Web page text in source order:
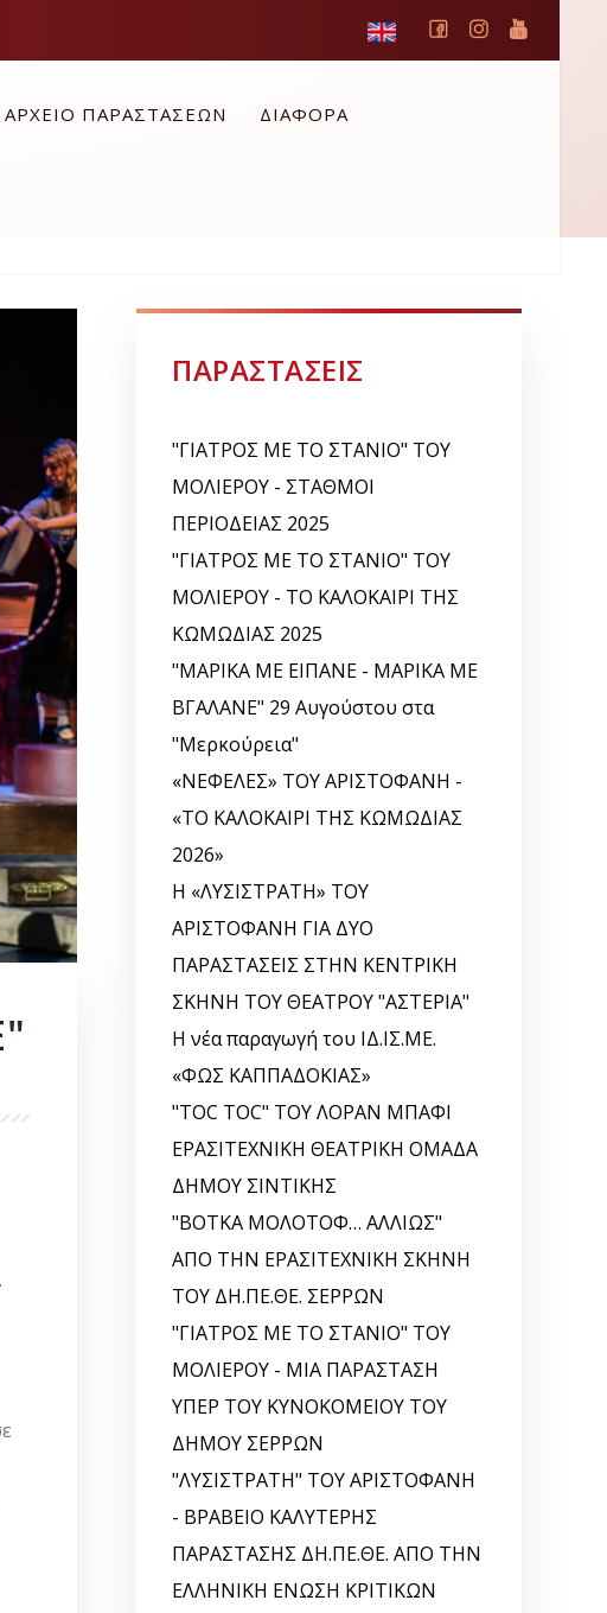
ΑΡΧΕΙΟ ΠΑΡΑΣΤΑΣΕΩΝ ΔΙΑΦΟΡΑ
ΠΑΡΑΣΤΑΣΕΙΣ
"ΓΙΑΤΡΟΣ ΜΕ ΤΟ ΣΤΑΝΙΟ" ΤΟΥ
ΜΟΛΙΕΡΟΥ - ΣΤΑΘΜΟΙ
ΠΕΡΙΟΔΕΙΑΣ 2025
"ΓΙΑΤΡΟΣ ΜΕ ΤΟ ΣΤΑΝΙΟ" ΤΟΥ
ΜΟΛΙΕΡΟΥ - ΤΟ ΚΑΛΟΚΑΙΡΙ ΤΗΣ
ΚΩΜΩΔΙΑΣ 2025
"ΜΑΡΙΚΑ ΜΕ ΕΙΠΑΝΕ - ΜΑΡΙΚΑ ΜΕ
ΒΓΑΛΑΝΕ" 29 Αυγούστου στα
"Μερκούρεια"
«ΝΕΦΕΛΕΣ» ΤΟΥ ΑΡΙΣΤΟΦΑΝΗ -
«ΤΟ ΚΑΛΟΚΑΙΡΙ ΤΗΣ ΚΩΜΩΔΙΑΣ
2026»
Η «ΛΥΣΙΣΤΡΑΤΗ» ΤΟΥ
ΑΡΙΣΤΟΦΑΝΗ ΓΙΑ ΔΥΟ
ΠΑΡΑΣΤΑΣΕΙΣ ΣΤΗΝ ΚΕΝΤΡΙΚΗ
ΣΚΗΝΗ ΤΟΥ ΘΕΑΤΡΟΥ "ΑΣΤΕΡΙΑ"
Η νέα παραγωγή του ΙΔ.ΙΣ.ΜΕ.
«ΦΩΣ ΚΑΠΠΑΔΟΚΙΑΣ»
"TOC TOC" ΤΟΥ ΛΟΡΑΝ ΜΠΑΦΙ
ΕΡΑΣΙΤΕΧΝΙΚΗ ΘΕΑΤΡΙΚΗ ΟΜΑΔΑ
ΔΗΜΟΥ ΣΙΝΤΙΚΗΣ
"ΒΟΤΚΑ ΜΟΛΟΤΟΦ… ΑΛΛΙΩΣ"
ΑΠΟ ΤΗΝ ΕΡΑΣΙΤΕΧΝΙΚΗ ΣΚΗΝΗ
ΤΟΥ ΔΗ.ΠΕ.ΘΕ. ΣΕΡΡΩΝ
"ΓΙΑΤΡΟΣ ΜΕ ΤΟ ΣΤΑΝΙΟ" ΤΟΥ
ΜΟΛΙΕΡΟΥ - ΜΙΑ ΠΑΡΑΣΤΑΣΗ
ΥΠΕΡ ΤΟΥ ΚΥΝΟΚΟΜΕΙΟΥ ΤΟΥ
ΔΗΜΟΥ ΣΕΡΡΩΝ
"ΛΥΣΙΣΤΡΑΤΗ" ΤΟΥ ΑΡΙΣΤΟΦΑΝΗ
- ΒΡΑΒΕΙΟ ΚΑΛΥΤΕΡΗΣ
ΠΑΡΑΣΤΑΣΗΣ ΔΗ.ΠΕ.ΘΕ. ΑΠΟ ΤΗΝ
ΕΛΛΗΝΙΚΗ EΝΩΣΗ ΚΡΙΤΙΚΩΝ